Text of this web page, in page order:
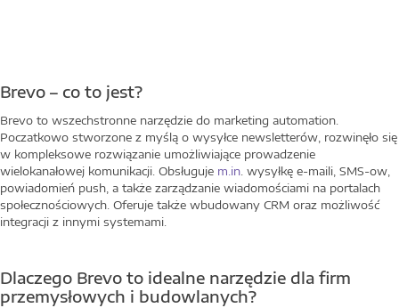
Brevo – co to jest?
Brevo to wszechstronne narzędzie do marketing automation.
Poczatkowo stworzone z myślą o wysyłce newsletterów, rozwinęło się
w kompleksowe rozwiązanie umożliwiające prowadzenie
wielokanałowej komunikacji. Obsługuje m.in. wysyłkę e-maili, SMS-ow,
powiadomień push, a także zarządzanie wiadomościami na portalach
społecznościowych. Oferuje także wbudowany CRM oraz możliwość
integracji z innymi systemami.
Dlaczego Brevo to idealne narzędzie dla firm
przemysłowych i budowlanych?